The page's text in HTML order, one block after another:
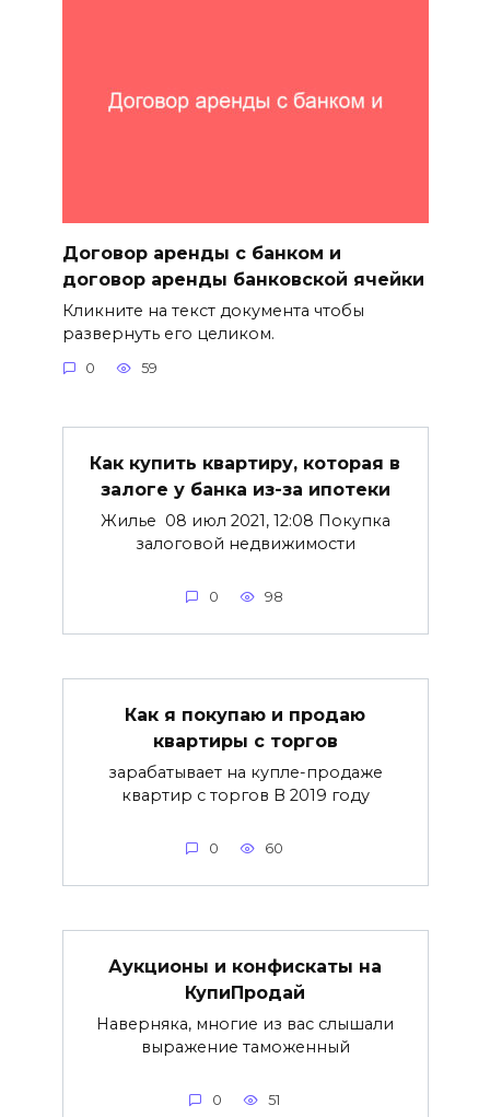
Договор аренды с банком и
договор аренды банковской ячейки
Кликните на текст документа чтобы
развернуть его целиком.
0 59
Как купить квартиру, которая в
залоге у банка из-за ипотеки
Жилье 08 июл 2021, 12:08 Покупка
залоговой недвижимости
0 98
Как я покупаю и продаю
квартиры с торгов
зарабатывает на купле-продаже
квартир с торгов В 2019 году
0 60
Аукционы и конфискаты на
КупиПродай
Наверняка, многие из вас слышали
выражение таможенный
0 51